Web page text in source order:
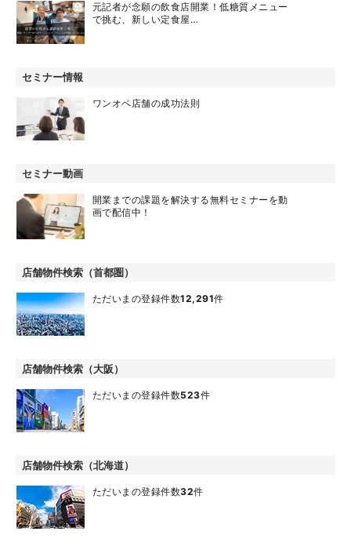
元記者が念願の飲食店開業！低糖質メニュー
で挑む、新しい定食屋…
セミナー情報
ワンオペ店舗の成功法則
セミナー動画
開業までの課題を解決する無料セミナーを動
画で配信中！
店舗物件検索（首都圏）
ただいまの登録件数12,291件
店舗物件検索（大阪）
ただいまの登録件数523件
店舗物件検索（北海道）
ただいまの登録件数32件